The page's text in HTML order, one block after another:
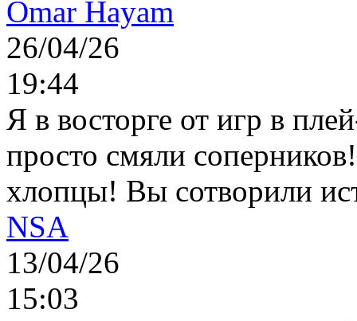
Omar Hayam
26/04/26
19:44
Я в восторге от игр в
просто смяли
хлопцы! Вы сотворили
NSA
13/04/26
15:03